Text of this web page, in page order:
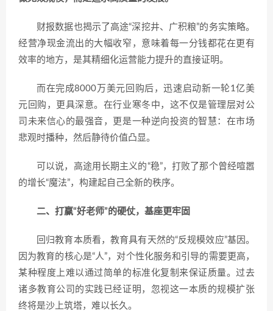
财报数据也揭示了高途“深挖井、广积粮”的务实策略。
经营净现金流出的大幅收窄，意味着每一分钱都花在更有
效率的地方，是其精细化运营能力提升的直接证明。
而在完成8000万美元回购后，迅速启动新一轮1亿美
元回购，更具深意。在行业寒冬中，这不仅是管理层对公
司未来信心的最强音，更是一种逆向投资的智慧：在市场
悲观时播种，然后静待价值凸显。
可以说，高途用长期主义的“稳”，打败了那个曾经喧嚣
的增长“魔法”，构建起自己全新的秩序。
二、打赢“好老师”的硬仗， 基座更牢固
回归教育本质看，教育具有天然的“反规模效应”基因。
因为教育的核心是“人”，对个性化服务和引导的需要更高，
某种程度上难以通过简单的标准化复制来保证质量。过去
诸多教育公司的实践已经证明，忽视这一本质的规模扩张
终将是沙上筑塔，难以长久。